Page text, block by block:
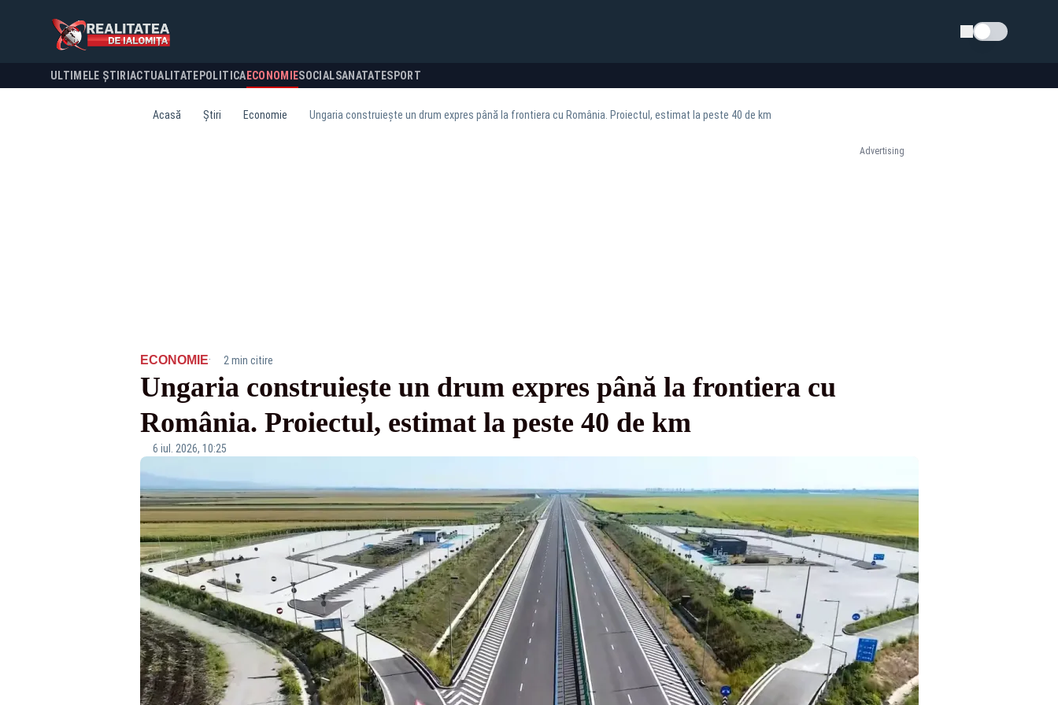
Schimba tema
ULTIMELE ȘTIRI ACTUALITATE POLITICA ECONOMIESOCIALSANATATESPORT
Acasă Știri Economie Ungaria construiește un drum expres până la frontiera cu România. Proiectul, estimat la peste 40 de km
Advertising
ECONOMIE· 2 min citire
Ungaria construiește un drum expres până la frontiera cu
România. Proiectul, estimat la peste 40 de km
6 iul. 2026, 10:25